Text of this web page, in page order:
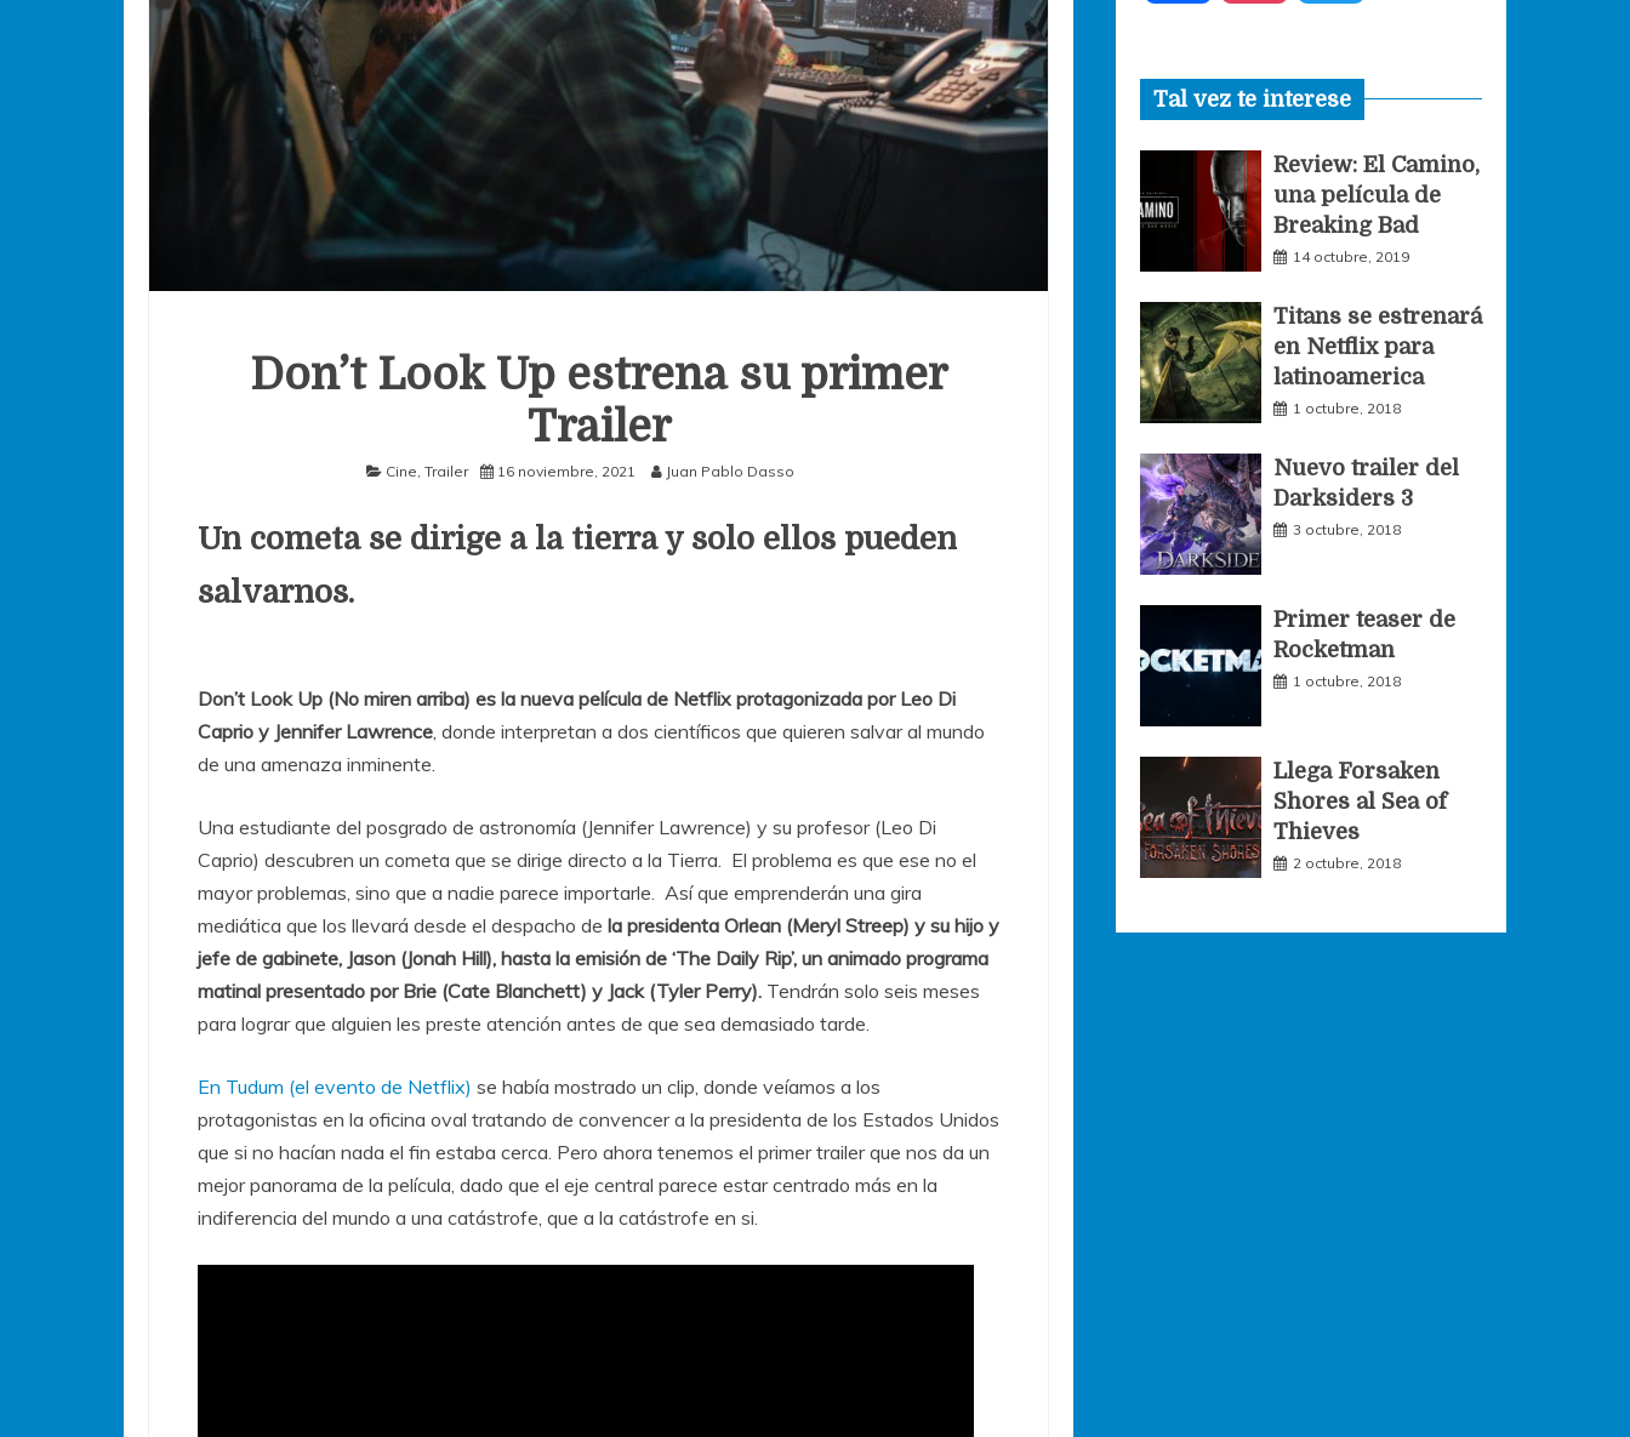
Don’t Look Up estrena su primer
Trailer
Cine, Trailer 16 noviembre, 2021 Juan Pablo Dasso
Un cometa se dirige a la tierra y solo ellos pueden
salvarnos.
Don’t Look Up (No miren arriba) es la nueva película de Netflix protagonizada por Leo Di
Caprio y Jennifer Lawrence, donde interpretan a dos científicos que quieren salvar al mundo
de una amenaza inminente.
Una estudiante del posgrado de astronomía (Jennifer Lawrence) y su profesor (Leo Di
Caprio) descubren un cometa que se dirige directo a la Tierra. El problema es que ese no el
mayor problemas, sino que a nadie parece importarle. Así que emprenderán una gira
mediática que los llevará desde el despacho de la presidenta Orlean (Meryl Streep) y su hijo y
jefe de gabinete, Jason (Jonah Hill), hasta la emisión de ‘The Daily Rip’, un animado programa
matinal presentado por Brie (Cate Blanchett) y Jack (Tyler Perry). Tendrán solo seis meses
para lograr que alguien les preste atención antes de que sea demasiado tarde.
En Tudum (el evento de Netflix) se había mostrado un clip, donde veíamos a los
protagonistas en la oficina oval tratando de convencer a la presidenta de los Estados Unidos
que si no hacían nada el fin estaba cerca. Pero ahora tenemos el primer trailer que nos da un
mejor panorama de la película, dado que el eje central parece estar centrado más en la
indiferencia del mundo a una catástrofe, que a la catástrofe en si.
c
e
b
o
o
s
t
a
g
r
m
i
t
t
r
Tal vez te interese
Review: El Camino,
una película de
Breaking Bad
14 octubre, 2019
Titans se estrenará
en Netflix para
latinoamerica
1 octubre, 2018
Nuevo trailer del
Darksiders 3
3 octubre, 2018
Primer teaser de
Rocketman
1 octubre, 2018
Llega Forsaken
Shores al Sea of
Thieves
2 octubre, 2018